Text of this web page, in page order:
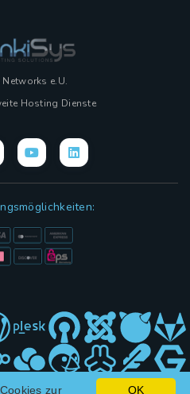
Networks e.U.
Hosting Dienste
OK
zur